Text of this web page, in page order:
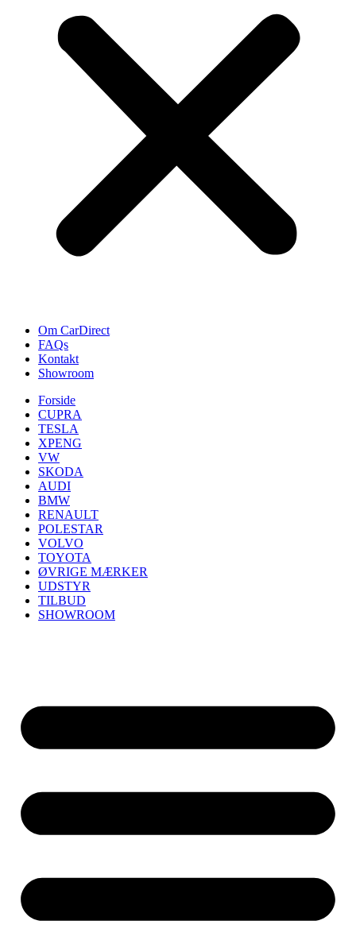
Om CarDirect
FAQs
Kontakt
Showroom
Forside
CUPRA
TESLA
XPENG
VW
SKODA
AUDI
BMW
RENAULT
POLESTAR
VOLVO
TOYOTA
ØVRIGE MÆRKER
UDSTYR
TILBUD
SHOWROOM